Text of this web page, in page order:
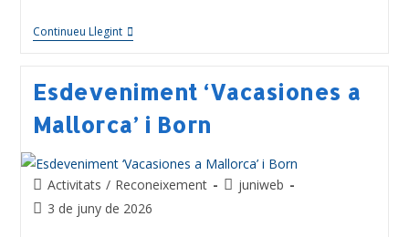
Continueu Llegint
Esdeveniment ‘Vacasiones a
Mallorca’ i Born
Activitats / Reconeixement
juniweb
3 de juny de 2026